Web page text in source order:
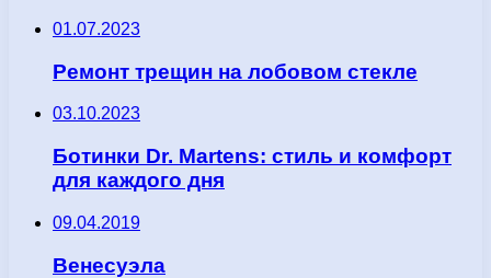
01.07.2023
Ремонт трещин на лобовом стекле
03.10.2023
Ботинки Dr. Martens: стиль и комфорт
для каждого дня
09.04.2019
Венесуэла